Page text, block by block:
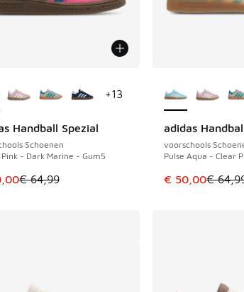
Handball Spezial
Schoenen
Pink - Dark Marine - Gum5
is in de uitverkoop. Dit artikel is in de
€ 64,99
€ 24
+13
adidas
voorschools
Pulse Aqua - Clear
Dit artikel is in
€ 50,00€
BESPAAR € 14